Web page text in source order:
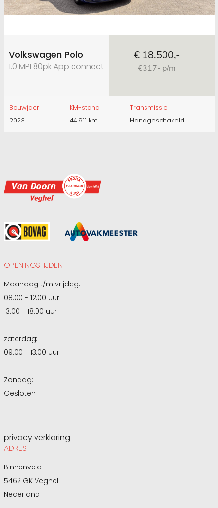
Volkswagen Polo
1.0 MPI 80pk App connect
€ 18.500,-
€317- p/m
Bouwjaar
2023
KM-stand
44.911 km
Transmissie
Handgeschakeld
OPENINGSTIJDEN
Maandag t/m vrijdag:
08.00 - 12.00 uur
13.00 - 18.00 uur
zaterdag:
09.00 - 13.00 uur
Zondag:
Gesloten
privacy verklaring
ADRES
Binnenveld 1
5462 GK Veghel
Nederland